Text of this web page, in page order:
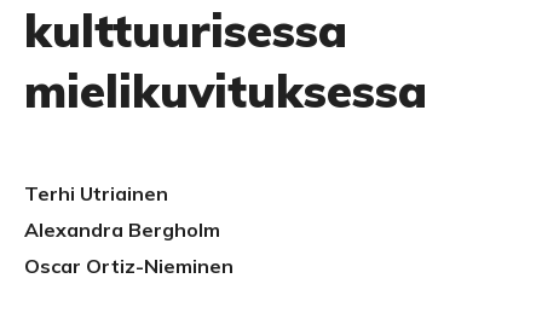
kulttuurisessa
mielikuvituksessa
Terhi Utriainen
Alexandra Bergholm
Oscar Ortiz-Nieminen